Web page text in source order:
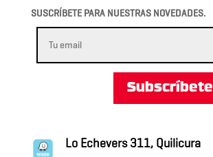
SUSCRÍBETE PARA NUESTRAS NOVEDADES.
Subscríbete
Lo Echevers 311, Quilicura